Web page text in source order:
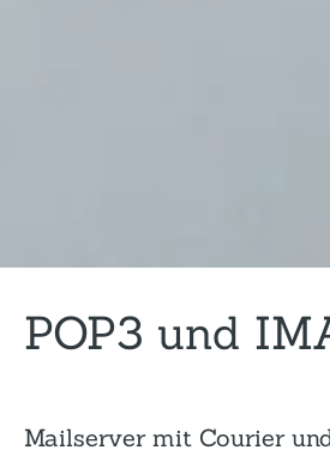
POP3 und
Mailserver mit Courier